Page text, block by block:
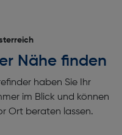
Nähe finden
haben Sie Ihr
im Blick und können
Ort beraten lassen.